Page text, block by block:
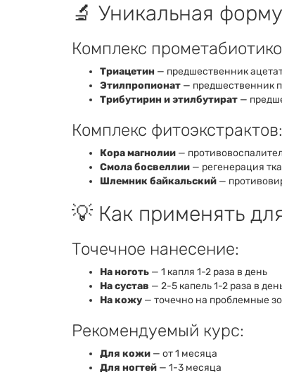
🔬 Уникальная
Комплекс
Триацетин — предшественник
Этилпропионат — предшественник
Трибутирин и этилбутират —
Комплекс фитоэкстрактов:
Кора магнолии —
Смола босвеллии — регенерация
Шлемник байкальский —
💡 Как применять
Точечное нанесение:
На ноготь — 1 капля 1-2 раза в день
На сустав — 2-5 капель 1-2 раза в
На кожу — точечно на проблемные
Рекомендуемый курс:
Для кожи — от 1 месяца
Для ногтей — 1-3 месяца